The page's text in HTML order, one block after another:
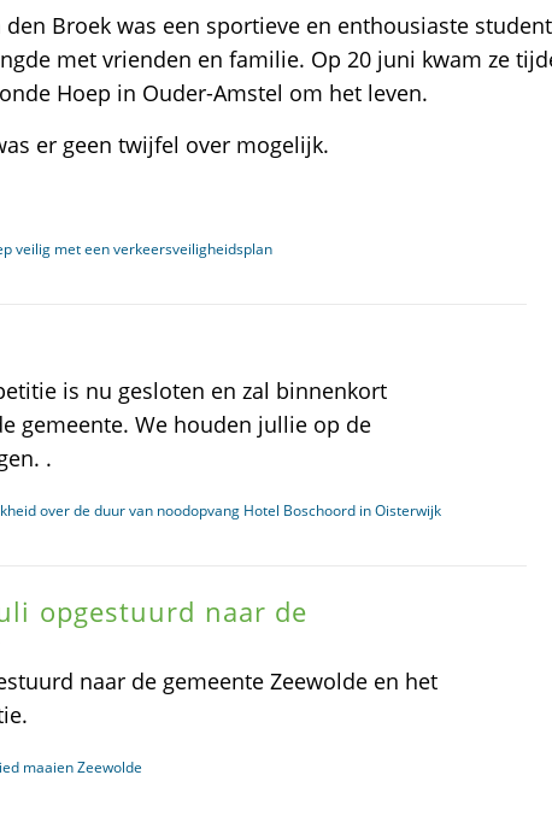
Broek was een sportieve en enthousiaste
met vrienden en familie. Op 20 juni kwam ze
Hoep in Ouder-Amstel om het leven.
er geen twijfel over mogelijk.
veilig met een verkeersveiligheidsplan
is nu gesloten en zal binnenkort
gemeente. We houden jullie op de
.
over de duur van noodopvang Hotel Boschoord in Oisterwijk
opgestuurd naar de
naar de gemeente Zeewolde en het
maaien Zeewolde